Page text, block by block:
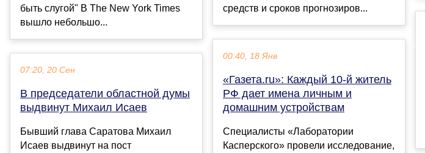
быть слугой" В The New York Times
вышло небольшо...
07:20, 20 Сен
В председатели областной думы
выдвинут Михаил Исаев
Бывший глава Саратова Михаил
Исаев выдвинут на пост
средств и сроков прогнозиров...
00:40, 18 Янв
«Газета.ru»: Каждый 10-й житель
РФ дает имена личным и
домашним устройствам
Специалисты «Лаборатории
Касперского» провели исследование,